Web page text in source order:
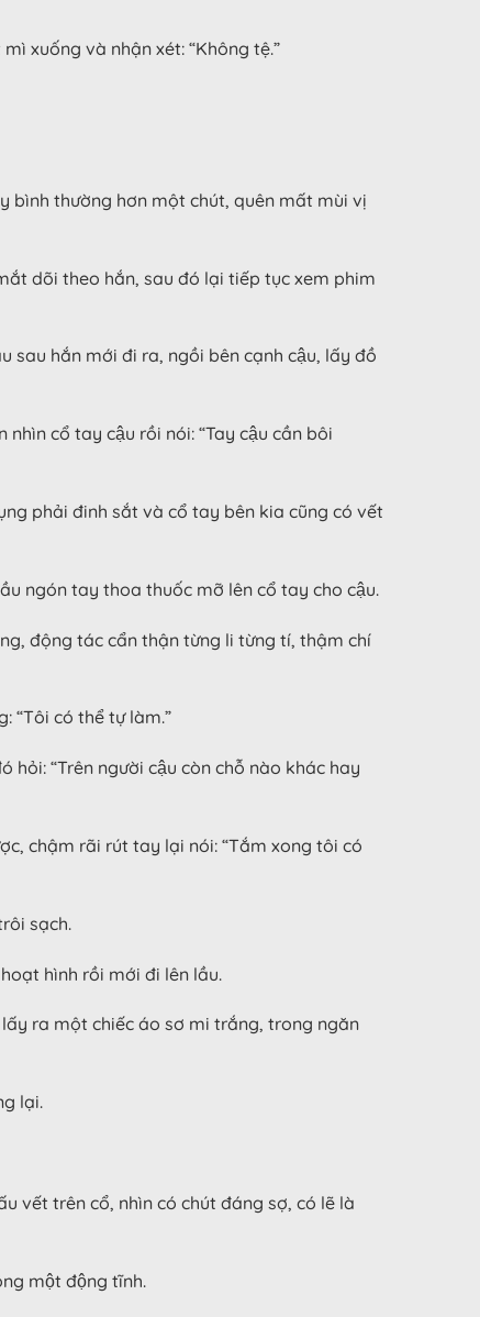
xuống và nhận xét: “Không tệ.”
bình thường hơn một chút, quên mất mùi vị
dõi theo hắn, sau đó lại tiếp tục xem phim
sau hắn mới đi ra, ngồi bên cạnh cậu, lấy đồ
cổ tay cậu rồi nói: “Tay cậu cần bôi
phải đinh sắt và cổ tay bên kia cũng có vết
ngón tay thoa thuốc mỡ lên cổ tay cho cậu.
động tác cẩn thận từng li từng tí, thậm chí
“Tôi có thể tự làm.”
hỏi: “Trên người cậu còn chỗ nào khác hay
chậm rãi rút tay lại nói: “Tắm xong tôi có
sạch.
hình rồi mới đi lên lầu.
ra một chiếc áo sơ mi trắng, trong ngăn
lại.
vết trên cổ, nhìn có chút đáng sợ, có lẽ là
một động tĩnh.